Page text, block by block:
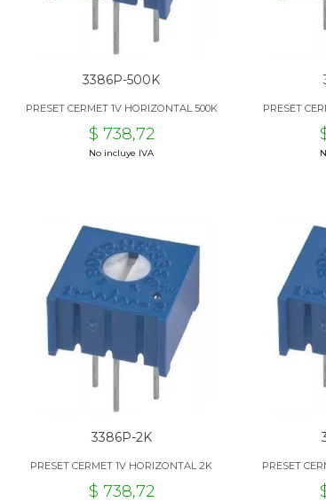
3386P-500K
PRESET CERMET 1V HORIZONTAL 500K
$ 738,72
No incluye IVA
PRESET
3386P-2K
PRESET CERMET 1V HORIZONTAL 2K
$ 738,72
PRESET